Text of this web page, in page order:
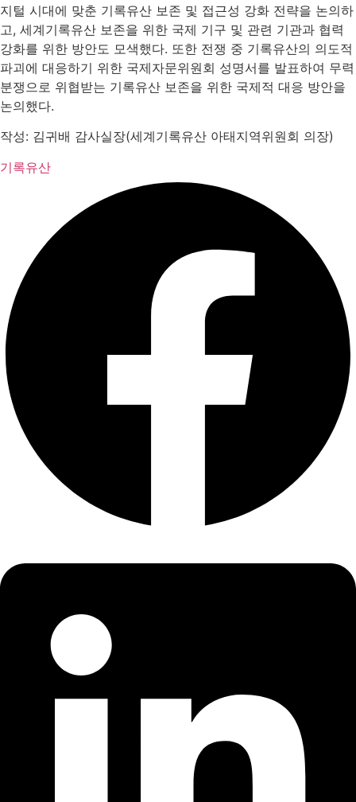
지털 시대에 맞춘 기록유산 보존 및 접근성 강화 전략을 논의하
고, 세계기록유산 보존을 위한 국제 기구 및 관련 기관과 협력
강화를 위한 방안도 모색했다. 또한 전쟁 중 기록유산의 의도적
파괴에 대응하기 위한 국제자문위원회 성명서를 발표하여 무력
분쟁으로 위협받는 기록유산 보존을 위한 국제적 대응 방안을
논의했다.
작성: 김귀배 감사실장(세계기록유산 아태지역위원회 의장)
기록유산